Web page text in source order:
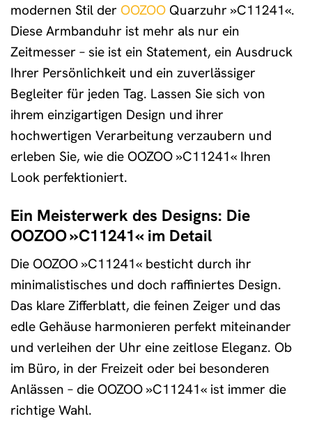
modernen Stil der OOZOO Quarzuhr »C11241«.
Diese Armbanduhr ist mehr als nur ein
Zeitmesser – sie ist ein Statement, ein Ausdruck
Ihrer Persönlichkeit und ein zuverlässiger
Begleiter für jeden Tag. Lassen Sie sich von
ihrem einzigartigen Design und ihrer
hochwertigen Verarbeitung verzaubern und
erleben Sie, wie die OOZOO »C11241« Ihren
Look perfektioniert.
Ein Meisterwerk des Designs: Die
OOZOO »C11241« im Detail
Die OOZOO »C11241« besticht durch ihr
minimalistisches und doch raffiniertes Design.
Das klare Zifferblatt, die feinen Zeiger und das
edle Gehäuse harmonieren perfekt miteinander
und verleihen der Uhr eine zeitlose Eleganz. Ob
im Büro, in der Freizeit oder bei besonderen
Anlässen – die OOZOO »C11241« ist immer die
richtige Wahl.